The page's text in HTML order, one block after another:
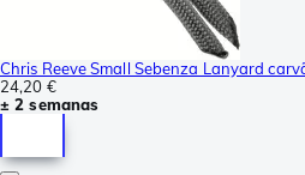
Chris Reeve Small Sebenza Lanyard
24,20 €
± 2 semanas